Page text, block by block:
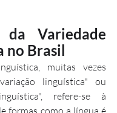
da Variedade
no Brasil
muitas vezes
linguística" ou
refere-se à
formas como a língua é